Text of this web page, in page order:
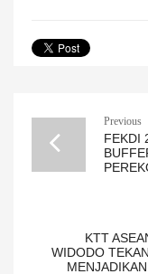
Previous
FEKDI
KTT
WIDODO